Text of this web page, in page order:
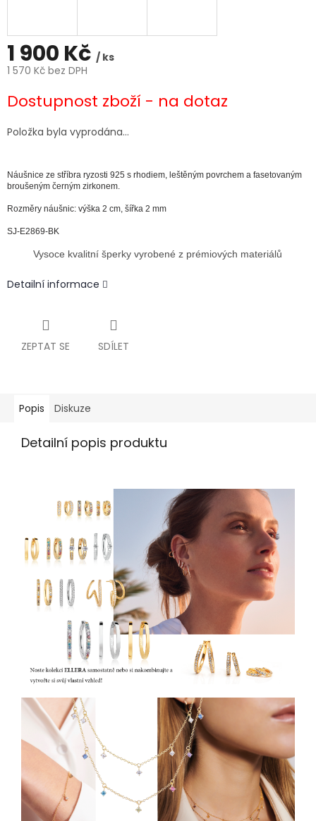
1 900 Kč / ks
1 570 Kč bez DPH
cena:
Dostupnost zboží - na dotaz
Položka byla vyprodána…
Náušnice ze stříbra ryzosti 925 s rhodiem, leštěným povrchem a fasetovaným
broušeným černým zirkonem.
Rozměry náušnic: výška 2 cm, šířka 2 mm
SJ-E2869-BK
Vysoce kvalitní šperky vyrobené z prémiových materiálů
Detailní informace
ZEPTAT SE SDÍLET
Popis Diskuze
Detailní popis produktu